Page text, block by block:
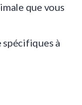
que vous
à